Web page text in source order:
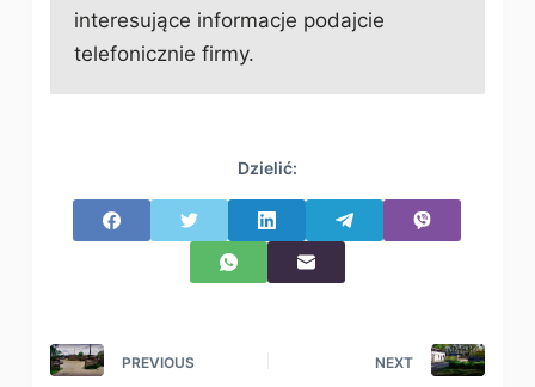
interesujące informacje podajcie
telefonicznie firmy.
Dzielić:
PREVIOUS NEXT